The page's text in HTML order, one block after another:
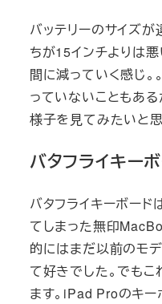
バッテリーのサイズが
ちが15インチよりは
間に減っていく感じ。
っていないこともあ
様子を見てみたいと思
バタフライキー
バタフライキーボー
てしまった無印
的にはまだ以前のモ
て好きでした。でも
ます。iPad Proのキ